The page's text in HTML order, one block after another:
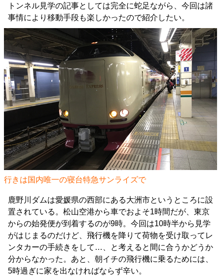
トンネル見学の記事としては完全に蛇足ながら、今回は諸
事情により移動手段も楽しかったので紹介したい。
行きは国内唯一の寝台特急サンライズで
鹿野川ダムは愛媛県の西部にある大洲市というところに設
置されている。松山空港から車でおよそ1時間だが、東京
からの始発便が到着するのが9時。今回は10時半から見学
がはじまるのだけど、飛行機を降りて荷物を受け取ってレ
ンタカーの手続きをして…、と考えると間に合うかどうか
分からなかった。あと、朝イチの飛行機に乗るためには、
5時過ぎに家を出なければならず辛い。